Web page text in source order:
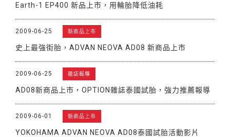
Earth-1 EP400 新品上市，用輪胎降低油耗
2009-06-25 新商品上市
史上最強街胎，ADVAN NEOVA AD08 新商品上市
2009-06-25 雜誌報導
AD08新商品上市，OPTION雜誌泰國試胎，強力推薦報導
2009-06-01 新商品上市
YOKOHAMA ADVAN NEOVA AD08泰國試胎活動影片